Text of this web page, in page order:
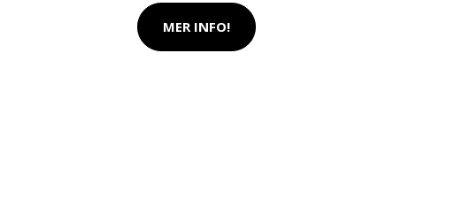
MER INFO!